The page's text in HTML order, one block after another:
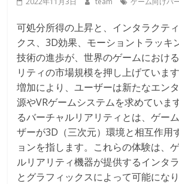
可処分所得の上昇と、インタラクテ
クス、3D効果、モーショントラッキ
技術の進歩が、世界のゲームにおけ
リティの市場規模を押し上げていま
増加により、ユーザーは新たなエン
源やVRゲームシステムを求めていま
るバーチャルリアリティとは、ゲー
ザーが3D（三次元）環境と相互作用
ョンを指します。これらの体験は、
ルリアリティ機器が提供するインタ
とグラフィックスによって可能にな